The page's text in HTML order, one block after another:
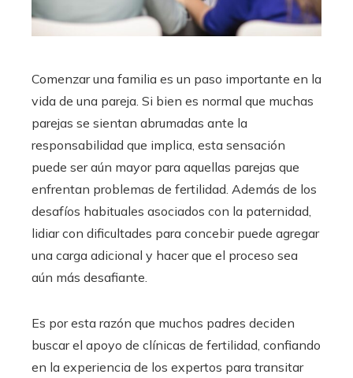
Comenzar una familia es un paso importante en la
vida de una pareja. Si bien es normal que muchas
parejas se sientan abrumadas ante la
responsabilidad que implica, esta sensación
puede ser aún mayor para aquellas parejas que
enfrentan problemas de fertilidad. Además de los
desafíos habituales asociados con la paternidad,
lidiar con dificultades para concebir puede agregar
una carga adicional y hacer que el proceso sea
aún más desafiante.
Es por esta razón que muchos padres deciden
buscar el apoyo de clínicas de fertilidad, confiando
en la experiencia de los expertos para transitar